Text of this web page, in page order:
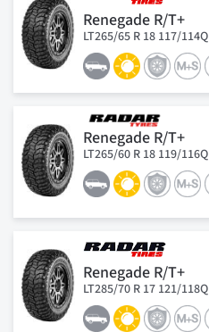
Renegade R/T+
LT265/65 R 18 117/114Q
Renegade R/T+
LT265/60 R 18 119/116Q
Renegade R/T+
LT285/70 R 17 121/118Q